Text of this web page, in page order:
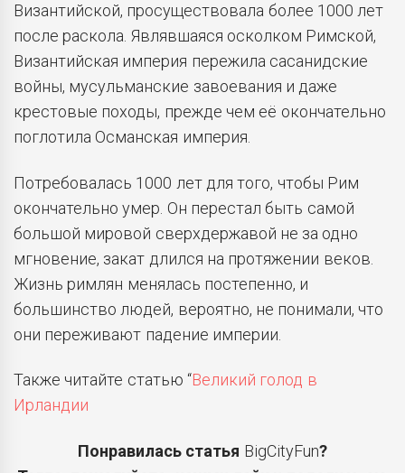
Византийской, просуществовала более 1000 лет
после раскола. Являвшаяся осколком Римской,
Византийская империя пережила сасанидские
войны, мусульманские завоевания и даже
крестовые походы, прежде чем её окончательно
поглотила Османская империя.
Потребовалась 1000 лет для того, чтобы Рим
окончательно умер. Он перестал быть самой
большой мировой сверхдержавой не за одно
мгновение, закат длился на протяжении веков.
Жизнь римлян менялась постепенно, и
большинство людей, вероятно, не понимали, что
они переживают падение империи.
Также читайте статью “Великий голод в
Ирландии
Понравилась статья BigCityFun?